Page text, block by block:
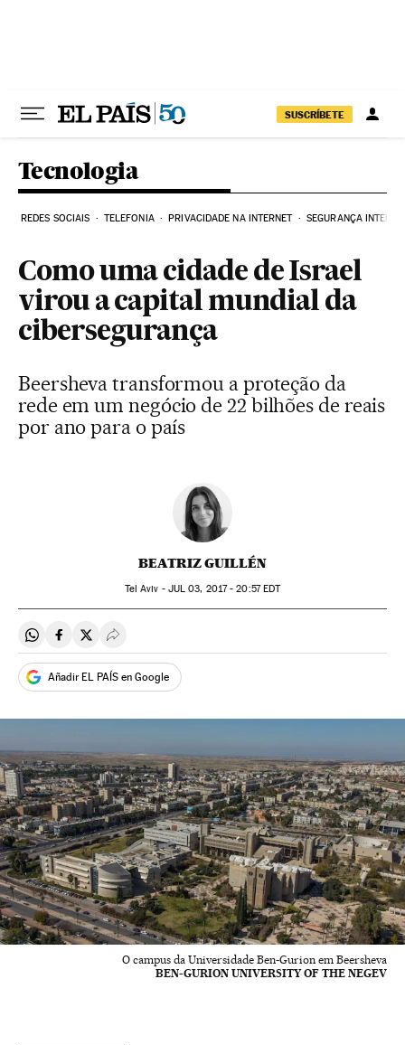
SUSCRÍBETE
Tecnologia
REDES SOCIAIS TELEFONIA PRIVACIDADE NA INTERNET SEGURANÇA
Como uma cidade de Israel
virou a capital mundial da
cibersegurança
Beersheva transformou a proteção da
rede em um negócio de 22 bilhões de reais
por ano para o país
BEATRIZ GUILLÉN
Tel Aviv - JUL 03, 2017 - 20:57EDT
Compartir en Whatsapp
Compartir en Facebook
Compartir en Twitter
Desplegar Redes Sociales
Añadir EL PAÍS en Google
O campus da Universidade Ben-Gurion em Beersheva
BEN-GURION UNIVERSITY OF THE NEGEV